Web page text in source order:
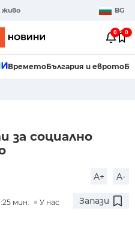
живо BG
0 0
ВреметоБългария и еврото
за социално
A+ A-
мин. У нас Запази